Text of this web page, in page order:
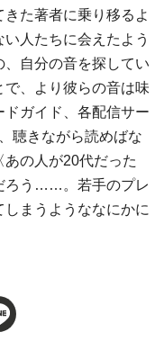
た著者に乗り移るよ
人たちに会えたよう
自分の音を探してい
、より彼らの音は味
ガイド、各配信サー
聴きながら読めばな
の人が20代だった
ろう……。若手のプレ
まうようななにかに